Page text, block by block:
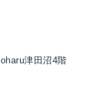
津田沼4階